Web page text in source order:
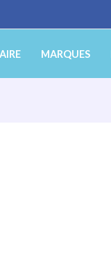
MARQUES